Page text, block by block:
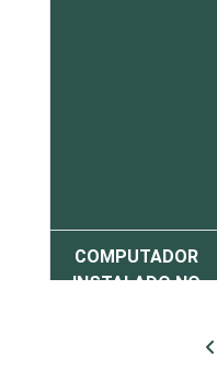
COMPUTADOR
INSTALADO NO